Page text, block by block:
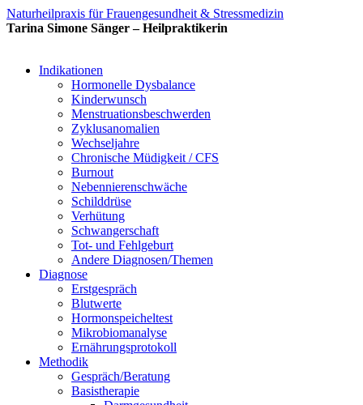
Naturheilpraxis für Frauengesundheit & Stressmedizin
Tarina Simone Sänger – Heilpraktikerin
Indikationen
Hormonelle Dysbalance
Kinderwunsch
Menstruationsbeschwerden
Zyklusanomalien
Wechseljahre
Chronische Müdigkeit / CFS
Burnout
Nebennierenschwäche
Schilddrüse
Verhütung
Schwangerschaft
Tot- und Fehlgeburt
Andere Diagnosen/Themen
Diagnose
Erstgespräch
Blutwerte
Hormonspeicheltest
Mikrobiomanalyse
Ernährungsprotokoll
Methodik
Gespräch/Beratung
Basistherapie